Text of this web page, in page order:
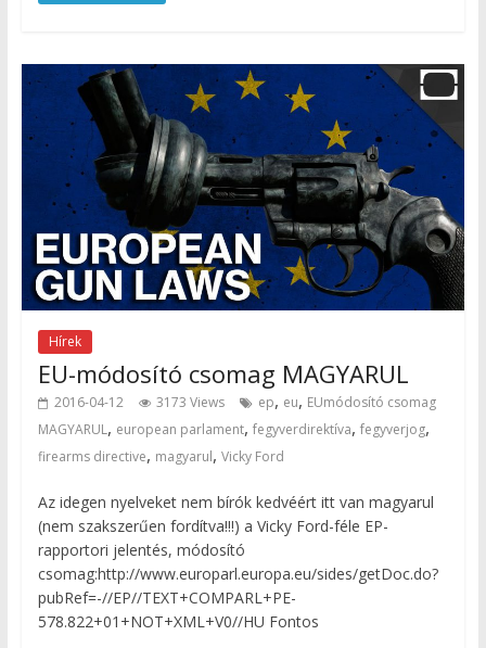
Hírek
EU-módosító csomag MAGYARUL
2016-04-12 3173 Views ep, eu, EUmódosító csomag
MAGYARUL, european parlament, fegyverdirektíva, fegyverjog,
firearms directive, magyarul, Vicky Ford
Az idegen nyelveket nem bírók kedvéért itt van magyarul
(nem szakszerűen fordítva!!!) a Vicky Ford-féle EP-
rapportori jelentés, módosító
csomag:http://www.europarl.europa.eu/sides/getDoc.do?
pubRef=-//EP//TEXT+COMPARL+PE-
578.822+01+NOT+XML+V0//HU Fontos